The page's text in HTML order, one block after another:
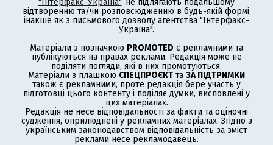
"Інтерфакс-Україна", не підлягають подальшому
відтворенню та/чи розповсюдженню в будь-якій формі,
інакше як з письмового дозволу агентства "Інтерфакс-
Україна".
Матеріали з позначкою PROMOTED є рекламними та
публікуються на правах реклами. Редакція може не
поділяти погляди, які в них промотуються.
Матеріали з плашкою СПЕЦПРОЄКТ та ЗА ПІДТРИМКИ
також є рекламними, проте редакція бере участь у
підготовці цього контенту і поділяє думки, висловлені у
цих матеріалах.
Редакція не несе відповідальності за факти та оціночні
судження, оприлюднені у рекламних матеріалах. Згідно з
українським законодавством відповідальність за зміст
реклами несе рекламодавець.